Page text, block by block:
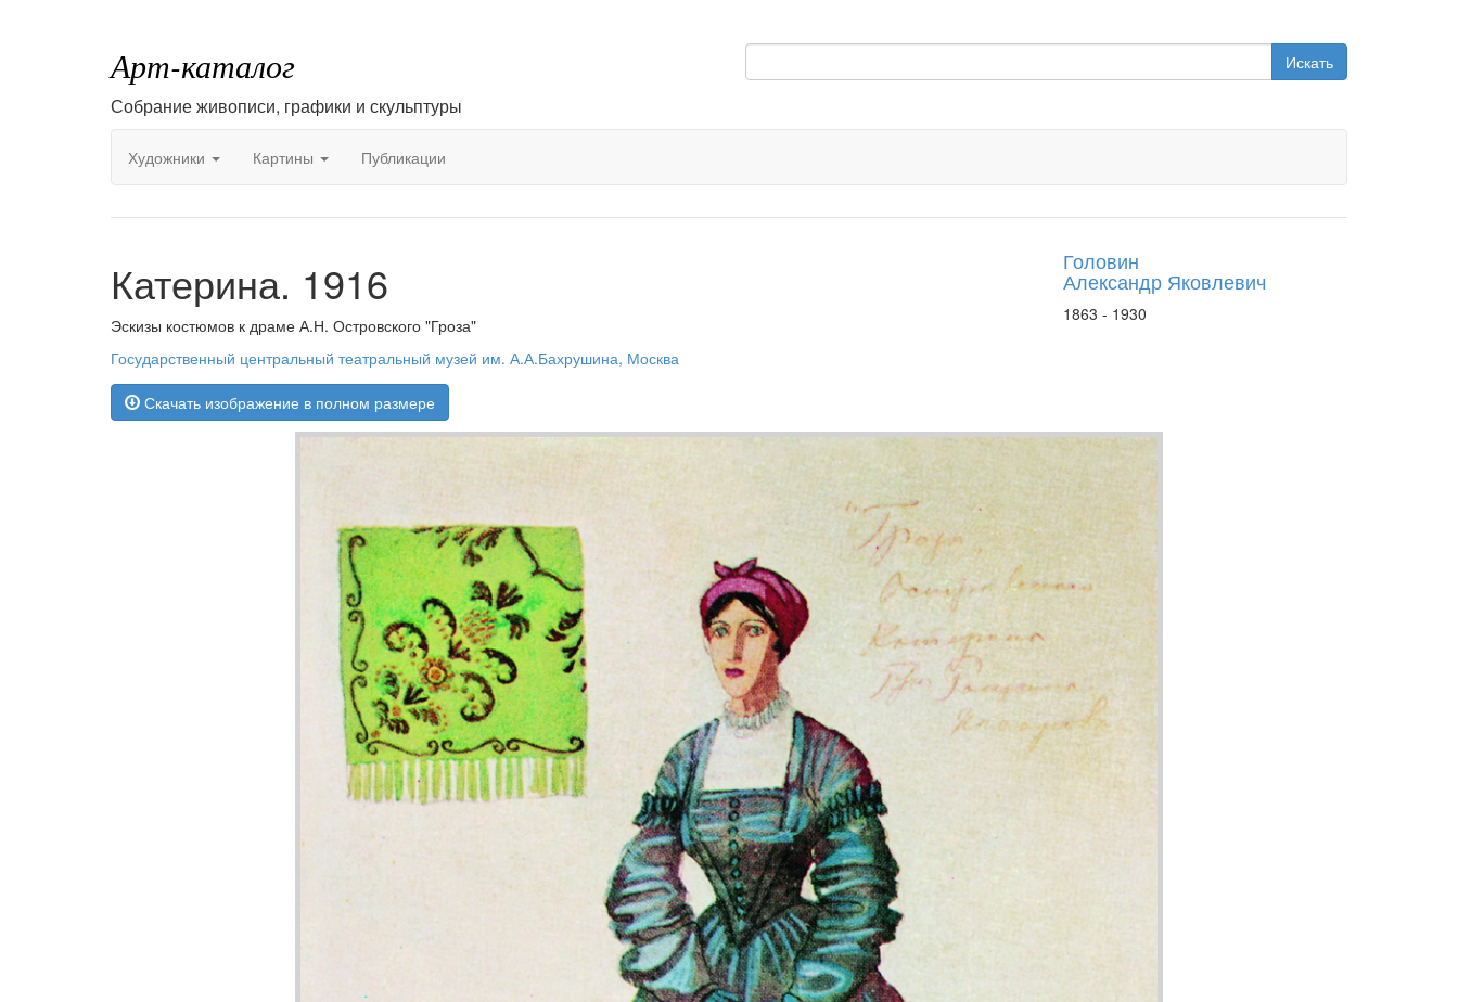
Арт-каталог
Собрание живописи, графики и скульптуры
Искать
Художники Картины Публикации
Катерина. 1916
Эскизы костюмов к драме А.Н. Островского "Гроза"
Государственный центральный театральный музей им. А.А.Бахрушина, Москва
Скачать изображение в полном размере
Головин
Александр Яковлевич
1863 - 1930